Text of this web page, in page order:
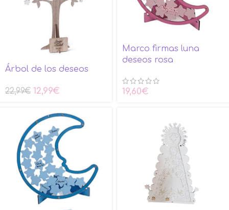
Árbol de los deseos
22,99€ 12,99€
Marco firmas luna
deseos rosa
19,60€